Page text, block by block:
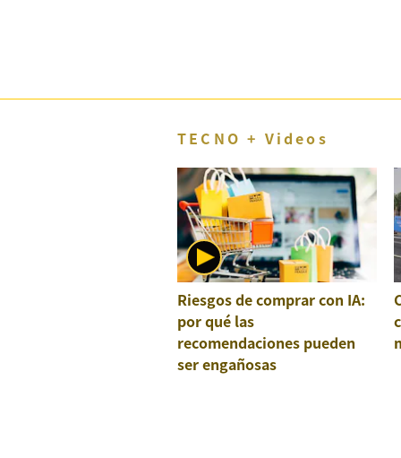
TECNO + Videos
Riesgos de comprar con IA:
por qué las
recomendaciones pueden
ser engañosas